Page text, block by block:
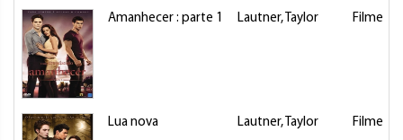
Amanhecer : parte 1 Lautner, Taylor Filme
Lua nova Lautner, Taylor Filme